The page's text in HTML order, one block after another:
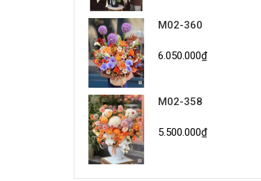
M02-360
6.050.000₫
M02-358
5.500.000₫